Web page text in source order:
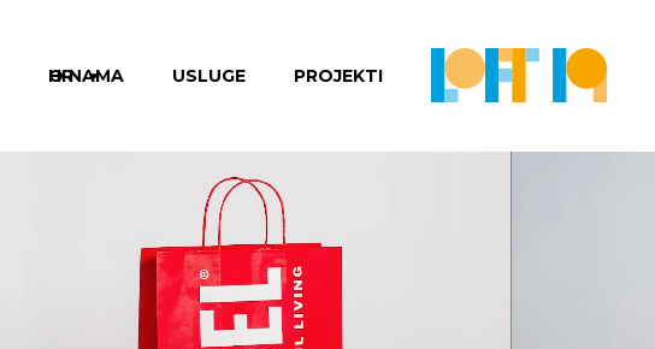
HR
O NAMA USLUGE PROJEKTI